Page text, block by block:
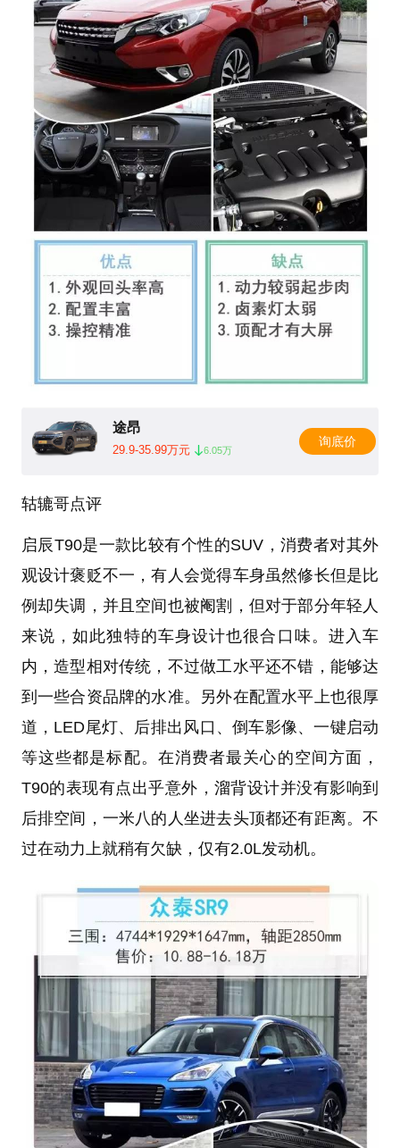
途昂
29.9-35.99万元 6.05万
询底价
轱辘哥点评
启辰T90是一款比较有个性的SUV，消费者对其外
观设计褒贬不一，有人会觉得车身虽然修长但是比
例却失调，并且空间也被阉割，但对于部分年轻人
来说，如此独特的车身设计也很合口味。进入车
内，造型相对传统，不过做工水平还不错，能够达
到一些合资品牌的水准。另外在配置水平上也很厚
道，LED尾灯、后排出风口、倒车影像、一键启动
等这些都是标配。在消费者最关心的空间方面，
T90的表现有点出乎意外，溜背设计并没有影响到
后排空间，一米八的人坐进去头顶都还有距离。不
过在动力上就稍有欠缺，仅有2.0L发动机。